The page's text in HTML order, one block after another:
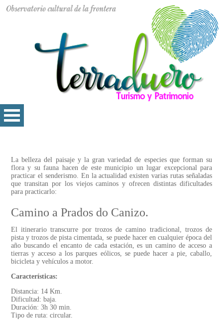
La belleza del paisaje y la gran variedad de especies que forman su
flora y su fauna hacen de este municipio un lugar excepcional para
practicar el senderismo. En la actualidad existen varias rutas señaladas
que transitan por los viejos caminos y ofrecen distintas dificultades
para practicarlo:
Camino a Prados do Canizo.
El itinerario transcurre por trozos de camino tradicional, trozos de
pista y trozos de pista cimentada, se puede hacer en cualquier época del
año buscando el encanto de cada estación, es un camino de acceso a
tierras y acceso a los parques eólicos, se puede hacer a pie, caballo,
bicicleta y vehículos a motor.
Características:
Distancia: 14 Km.
Dificultad: baja.
Duración: 3h 30 min.
Tipo de ruta: circular.